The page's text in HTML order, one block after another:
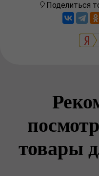
🎈Поделиться
товары